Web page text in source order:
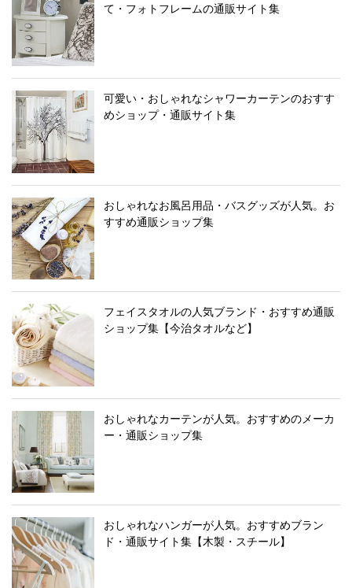
て・フォトフレームの通販サイト集
可愛い・おしゃれなシャワーカーテンのおすす
めショップ・通販サイト集
おしゃれなお風呂用品・バスグッズが人気。お
すすめ通販ショップ集
フェイスタオルの人気ブランド・おすすめ通販
ショップ集【今治タオルなど】
おしゃれなカーテンが人気。おすすめのメーカ
ー・通販ショップ集
おしゃれなハンガーが人気。おすすめブラン
ド・通販サイト集【木製・スチール】